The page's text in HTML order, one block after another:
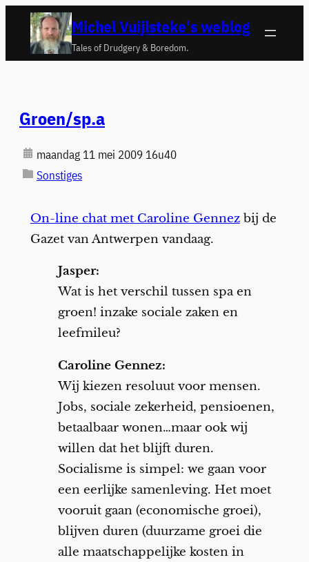
naar
Michel Vuijlsteke's weblog
Tales of Drudgery & Boredom.
Groen/sp.a
maandag 11 mei 2009 16u40
Sonstiges
On-line chat met Caroline Gennezbij de
Gazet van Antwerpen vandaag.
Jasper:
Wat is het verschil tussen spa en
groen! inzake sociale zaken en
leefmileu?
Caroline Gennez:
Wij kiezen resoluut voor mensen.
Jobs, sociale zekerheid, pensioenen,
betaalbaar wonen…maar ook wij
willen dat het blijft duren.
Socialisme is simpel: we gaan voor
een eerlijke samenleving. Het moet
vooruit gaan (economische groei),
blijven duren (duurzame groei die
alle maatschappelijke kosten in